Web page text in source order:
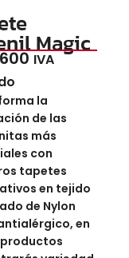
Magic
IVA
la
de las
más
con
tapetes
en tejido
de Nylon
en